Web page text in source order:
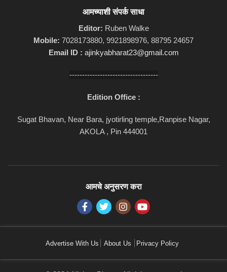
आमच्याशी संपर्क साधा
Editor: Ruben Walke
Mobile: 7028173880, 9921898976, 88795 24657
Email ID : ajinkyabharat23@gmail.com
-----------------------------------
Edition Office :
Sugat Bhavan, Near Bara, jyotirling temple,Ranpise Nagar,
AKOLA , Pin 444001
आमचे अनुसरण करा
Advertise With Us About Us Privacy Policy